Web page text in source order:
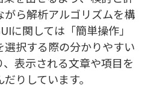
ら解析アルゴリズムを構
に関しては「簡単操作」
択する際の分かりやすい
表示される文章や項目を
りしています。